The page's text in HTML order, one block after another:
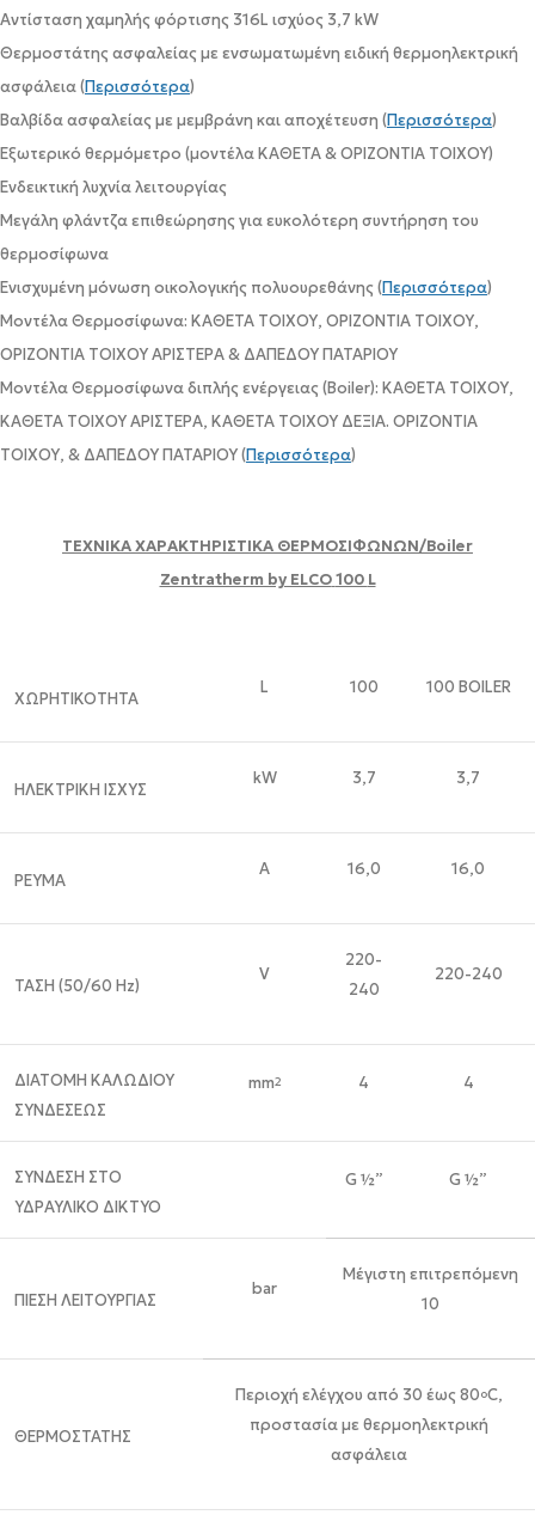
Αντίσταση χαμηλής φόρτισης 316L ισχύος 3,7 kW
Θερμοστάτης ασφαλείας με ενσωματωμένη ειδική θερμοηλεκτρική
ασφάλεια (Περισσότερα)
Βαλβίδα ασφαλείας με μεμβράνη και αποχέτευση (Περισσότερα)
Εξωτερικό θερμόμετρο (μοντέλα ΚΑΘΕΤΑ & ΟΡΙΖΟΝΤΙΑ ΤΟΙΧΟΥ)
Ενδεικτική λυχνία λειτουργίας
Μεγάλη φλάντζα επιθεώρησης για ευκολότερη συντήρηση του
θερμοσίφωνα
Ενισχυμένη μόνωση οικολογικής πολυουρεθάνης (Περισσότερα)
Μοντέλα Θερμοσίφωνα: ΚΑΘΕΤΑ ΤΟΙΧΟΥ, ΟΡΙΖΟΝΤΙΑ ΤΟΙΧΟΥ,
ΟΡΙΖΟΝΤΙΑ ΤΟΙΧΟΥ ΑΡΙΣΤΕΡΑ & ΔΑΠΕΔΟΥ ΠΑΤΑΡΙΟΥ
Μοντέλα Θερμοσίφωνα διπλής ενέργειας (Boiler): ΚΑΘΕΤΑ ΤΟΙΧΟΥ,
ΚΑΘΕΤΑ ΤΟΙΧΟΥ ΑΡΙΣΤΕΡΑ, ΚΑΘΕΤΑ ΤΟΙΧΟΥ ΔΕΞΙΑ. ΟΡΙΖΟΝΤΙΑ
ΤΟΙΧΟΥ, & ΔΑΠΕΔΟΥ ΠΑΤΑΡΙΟΥ (Περισσότερα)
ΤΕΧΝΙΚΑ ΧΑΡΑΚΤΗΡΙΣΤΙΚΑ ΘΕΡΜΟΣΙΦΩΝΩΝ/Boiler
Zentratherm by ELCO 100 L
XΩΡΗΤΙΚΟΤΗΤΑ
L 100 100 BOILER
ΗΛΕΚΤΡΙΚΗ ΙΣΧΥΣ
kW 3,7 3,7
ΡΕΥΜΑ
A 16,0 16,0
ΤΑΣΗ (50/60 Ηz)
V
220-
240
220-240
ΔΙΑΤΟΜΗ ΚΑΛΩΔΙΟΥ
ΣΥΝΔΕΣΕΩΣ
mm2 4 4
ΣΥΝΔΕΣΗ ΣΤΟ
ΥΔΡΑΥΛΙΚΟ ΔΙΚΤΥΟ
G ½” G ½”
ΠΙΕΣΗ ΛΕΙΤΟΥΡΓΙΑΣ
bar
Μέγιστη επιτρεπόμενη
10
ΘΕΡΜΟΣΤΑΤΗΣ
Περιοχή ελέγχου από 30 έως 80oC,
προστασία με θερμοηλεκτρική
ασφάλεια